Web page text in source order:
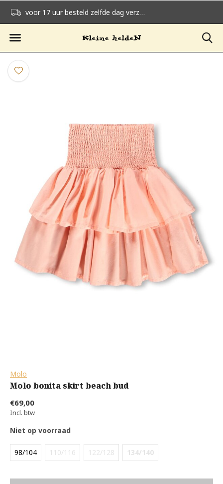
voor 17 uur besteld zelfde dag verzonden
Molo
Molo bonita skirt beach bud
€69,00
Incl. btw
Niet op voorraad
98/104 110/116 122/128 134/140